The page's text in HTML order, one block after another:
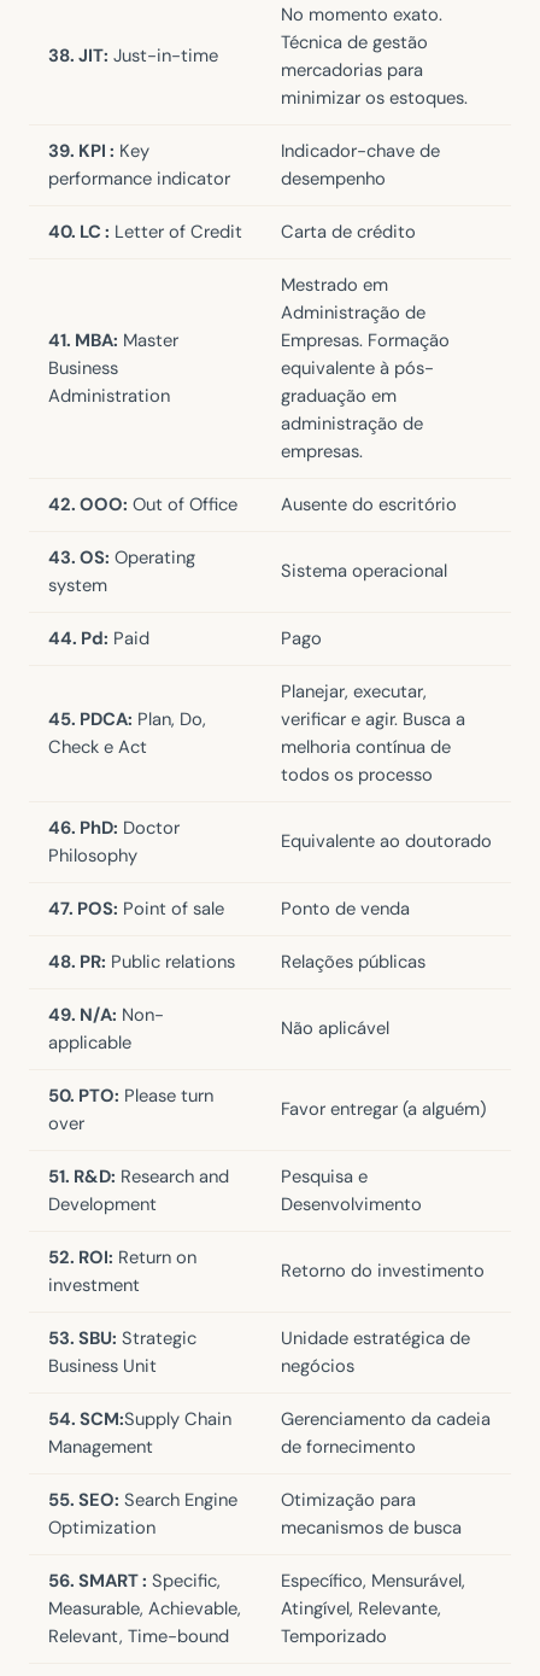
38. JIT: Just-in-time
No momento exato.
Técnica de gestão
mercadorias para
minimizar os estoques.
39. KPI : Key
performance indicator
Indicador-chave de
desempenho
40. LC : Letter of Credit Carta de crédito
41. MBA: Master
Business
Administration
Mestrado em
Administração de
Empresas. Formação
equivalente à pós-
graduação em
administração de
empresas.
42. OOO: Out of Office Ausente do escritório
43. OS: Operating
system
Sistema operacional
44. Pd: Paid Pago
45. PDCA: Plan, Do,
Check e Act
Planejar, executar,
verificar e agir. Busca a
melhoria contínua de
todos os processo
46. PhD: Doctor
Philosophy
Equivalente ao doutorado
47. POS: Point of sale Ponto de venda
48. PR: Public relations Relações públicas
49. N/A: Non-
applicable
Não aplicável
50. PTO: Please turn
over
Favor entregar (a alguém)
51. R&D: Research and
Development
Pesquisa e
Desenvolvimento
52. ROI: Return on
investment
Retorno do investimento
53. SBU: Strategic
Business Unit
Unidade estratégica de
negócios
54. SCM:Supply Chain
Management
Gerenciamento da cadeia
de fornecimento
55. SEO: Search Engine
Optimization
Otimização para
mecanismos de busca
56. SMART : Specific,
Measurable, Achievable,
Relevant, Time-bound
Específico, Mensurável,
Atingível, Relevante,
Temporizado